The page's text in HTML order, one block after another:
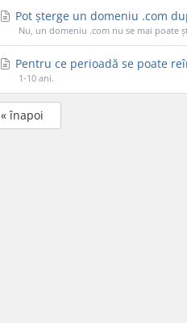
Pot șterge un domeniu .com
Nu, un domeniu .com nu se mai poate
Pentru ce perioadă se poate
1-10 ani.
« înapoi